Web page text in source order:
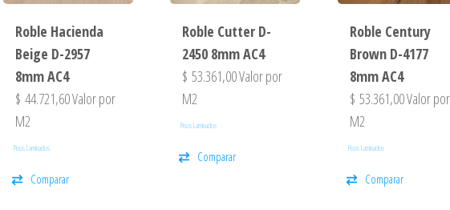
Roble Hacienda
Beige D-2957
8mm AC4
$ 44.721,60Valor por
M2
Pisos Laminados
Comparar
Roble Cutter D-
2450 8mm AC4
$ 53.361,00Valor por
M2
Pisos Laminados
Comparar
Roble Century
Brown D-4177
8mm AC4
$ 53.361,00Valor por
M2
Pisos Laminados
Comparar